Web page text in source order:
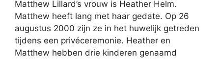
Matthew Lillard’s vrouw is Heather Helm.
Matthew heeft lang met haar gedate. Op 26
augustus 2000 zijn ze in het huwelijk getreden
tijdens een privéceremonie. Heather en
Matthew hebben drie kinderen genaamd